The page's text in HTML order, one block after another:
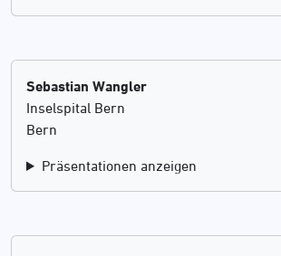
Sebastian Wangler
Inselspital Bern
Bern
Präsentationen anzeigen